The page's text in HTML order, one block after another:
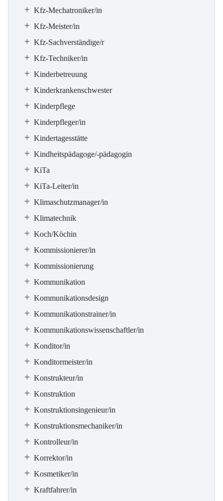
Kfz-Mechatroniker/in
Kfz-Meister/in
Kfz-Sachverständige/r
Kfz-Techniker/in
Kinderbetreuung
Kinderkrankenschwester
Kinderpflege
Kinderpfleger/in
Kindertagesstätte
Kindheitspädagoge/-pädagogin
KiTa
KiTa-Leiter/in
Klimaschutzmanager/in
Klimatechnik
Koch/Köchin
Kommissionierer/in
Kommissionierung
Kommunikation
Kommunikationsdesign
Kommunikationstrainer/in
Kommunikationswissenschaftler/in
Konditor/in
Konditormeister/in
Konstrukteur/in
Konstruktion
Konstruktionsingenieur/in
Konstruktionsmechaniker/in
Kontrolleur/in
Korrektor/in
Kosmetiker/in
Kraftfahrer/in